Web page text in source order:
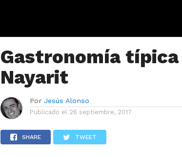
Gastronomía típica
Nayarit
Por Jesús Alonso
Publicado el 26 septiembre, 2017
SHARE TWEET